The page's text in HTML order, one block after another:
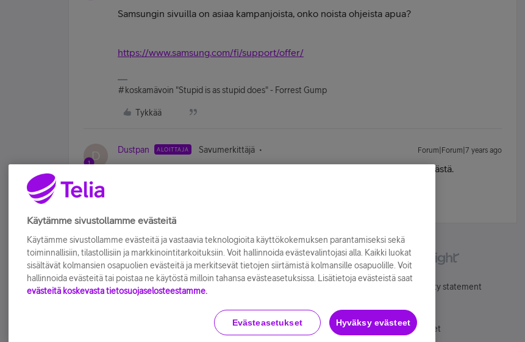
Samsungin sivuilla on asiaa kampanjoista, onko noista ohjeista apua?
https://www.samsung.com/fi/support/offer/
#koskamävoin "Stupid is as stupid does" - Forrest Gump
Tykkää
D Dustpan ALOITTAJA Savumerkittäjä Forum|Forum|7 years ago
Asia on nyt tutkinnassa,tekninen vika kuulemma..laitetta ei löydy järjestelmästä.
Accessibility statement
Evästeasetukset
Käytämme sivustollamme evästeitä
Käytämme sivustollamme evästeitä ja vastaavia teknologioita käyttökokemuksen parantamiseksi sekä
toiminnallisiin, tilastollisiin ja markkinointitarkoituksiin. Voit hallinnoida evästevalintojasi alla. Kaikki luokat
sisältävät kolmansien osapuolien evästeitä ja merkitsevät tietojen siirtämistä kolmansille osapuolille. Voit
hallinnoida evästeitä tai poistaa ne käytöstä milloin tahansa evästeasetuksissa. Lisätietoja evästeistä saat
evästeitä koskevasta tietosuojaselosteestamme.
Evästeasetukset Hyväksy evästeet